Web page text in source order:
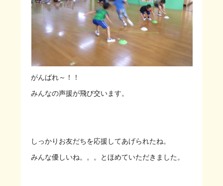
がんばれ～！！
みんなの声援が飛び交います。
しっかりお友だちを応援してあげられたね。
みんな優しいね。。。とほめていただきました。